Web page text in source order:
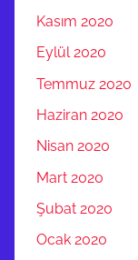
Kasım 2020
Eylül 2020
Temmuz 2020
Haziran 2020
Nisan 2020
Mart 2020
Şubat 2020
Ocak 2020